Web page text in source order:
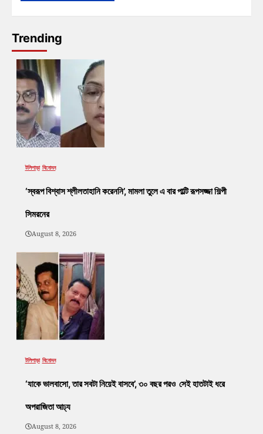
Trending
টলিপাড়া বিনোদন
‘স্বরূপ বিশ্বাস শ্লীলতাহানি করেননি’, মামলা তুলে এ বার পাল্টি রূপসজ্জা শিল্পী
সিমরনের
August 8, 2026
টলিপাড়া বিনোদন
‘যাকে ভালবাসো, তার সবটা নিয়েই বাসবে’, ৩০ বছর পরও সেই হাতটাই ধরে
অপরাজিতা আঢ্য
August 8, 2026